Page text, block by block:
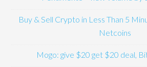
Buy & Sell Crypto in Less Than 5
Netcoins
Mogo: give $20 get $20 deal,